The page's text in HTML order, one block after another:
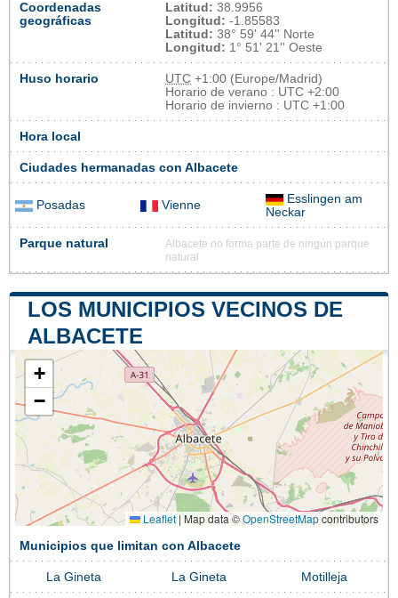
Coordenadas
geográficas
Latitud: 38.9956
Longitud: -1.85583
Latitud: 38° 59' 44'' Norte
Longitud: 1° 51' 21'' Oeste
Huso horario UTC +1:00 (Europe/Madrid)
Horario de verano : UTC +2:00
Horario de invierno : UTC +1:00
Hora local
Ciudades hermanadas con Albacete
Posadas Vienne
Esslingen am
Neckar
Parque natural
Albacete no forma parte de ningún parque
natural
LOS MUNICIPIOS VECINOS DE
ALBACETE
+
−
Leaflet | Map data ©OpenStreetMapcontributors
Municipios que limitan con Albacete
La Gineta La Gineta Motilleja